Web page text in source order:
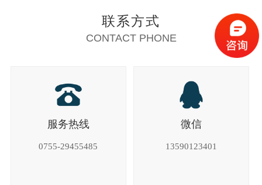
联系方式
CONTACT PHONE
服务热线
0755-29455485
微信
13590123401